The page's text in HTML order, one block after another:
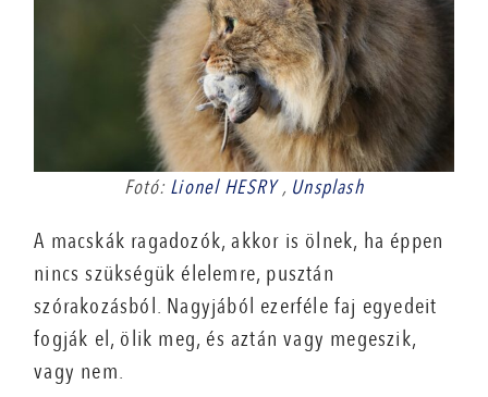
Fotó: Lionel HESRY, Unsplash
A macskák ragadozók, akkor is ölnek, ha éppen
nincs szükségük élelemre, pusztán
szórakozásból. Nagyjából ezerféle faj egyedeit
fogják el, ölik meg, és aztán vagy megeszik,
vagy nem.